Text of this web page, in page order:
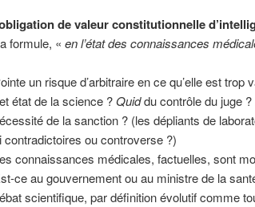
de valeur constitutionnelle
formule, « en l’étatdes connaissances
un risque d’arbitraire en ce qu’elle est
état de la science ?Quiddu contrôle du juge
de la sanction ? (les dépliants de
contradictoires ou controverse ?)
connaissances médicales, factuelles, sont
ce au gouvernement ou au ministre de la
scientifique, par définition évolutif comme